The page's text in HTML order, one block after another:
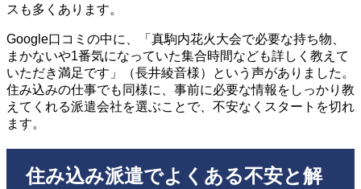
スも多くあります。
Google口コミの中に、「真駒内花火大会で必要な持ち物、
まかないや1番気になっていた集合時間なども詳しく教えて
いただき満足です」（長井綾音様）という声がありました。
住み込みの仕事でも同様に、事前に必要な情報をしっかり教
えてくれる派遣会社を選ぶことで、不安なくスタートを切れ
ます。
住み込み派遣でよくある不安と解